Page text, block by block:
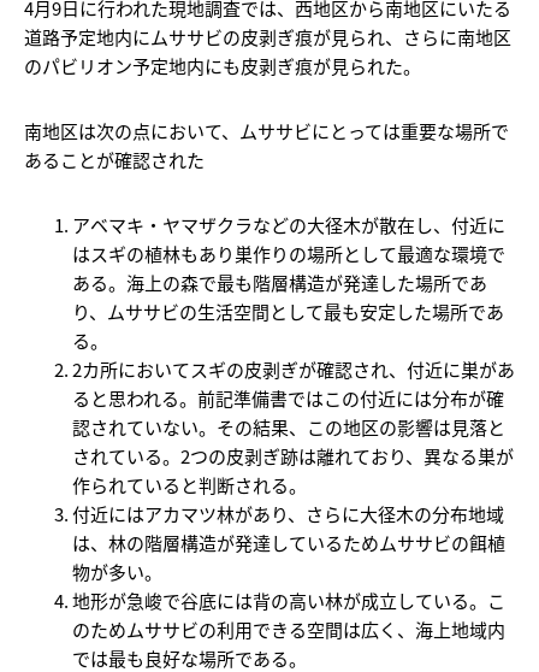
4月9日に行われた現地調査では、西地区から南地区にいたる
道路予定地内にムササビの皮剥ぎ痕が見られ、さらに南地区
のパビリオン予定地内にも皮剥ぎ痕が見られた。
南地区は次の点において、ムササビにとっては重要な場所で
あることが確認された
アベマキ・ヤマザクラなどの大径木が散在し、付近に
はスギの植林もあり巣作りの場所として最適な環境で
ある。海上の森で最も階層構造が発達した場所であ
り、ムササビの生活空間として最も安定した場所であ
る。
2カ所においてスギの皮剥ぎが確認され、付近に巣があ
ると思われる。前記準備書ではこの付近には分布が確
認されていない。その結果、この地区の影響は見落と
されている。2つの皮剥ぎ跡は離れており、異なる巣が
作られていると判断される。
付近にはアカマツ林があり、さらに大径木の分布地域
は、林の階層構造が発達しているためムササビの餌植
物が多い。
地形が急峻で谷底には背の高い林が成立している。こ
のためムササビの利用できる空間は広く、海上地域内
では最も良好な場所である。